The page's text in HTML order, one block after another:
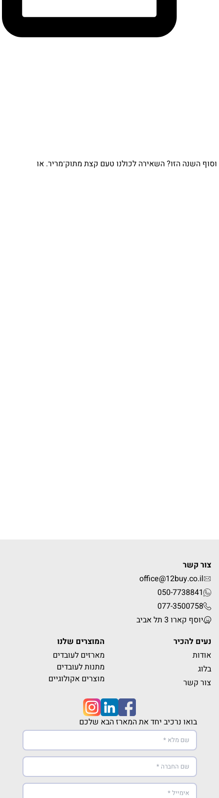
השנה הזו? השאירה לכולנו טעם קצת מתוק־מריר. או
צור קשר
office@12buy.co.il
050-7738841
077-3500758
יוסף קארו 3 תל אביב
נעים להכיר
אודות
בלוג
צור קשר
המוצרים שלנו
מארזים לעובדים
מתנות לעובדים
מוצרים אקולוגיים
בואו נרכיב יחד את המארז הבא שלכם